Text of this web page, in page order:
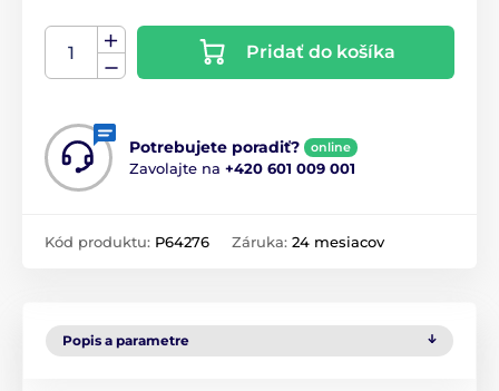
Pridať do košíka
Potrebujete poradiť? online
Zavolajte na +420 601 009 001
Kód produktu: P64276 Záruka: 24 mesiacov
Popis a parametre